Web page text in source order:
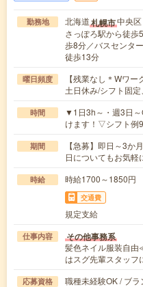
勤務地 北海道札幌市中央区
さっぽろ駅から徒歩
歩8分／バスセンタ
徒歩13分
曜日頻度
【残業なし＊Wワ
土日休み/シフト固
時間
▼1日3h～・週3日～
けます！▽シフト例
期間
【急募】即日～3か
日についてもお気軽
時給 時給1700～1850円
交通費
規定支給
仕事内容 その他事務系
髪色ネイル服装自
はスグ先輩スタッ
応募資格
職種未経験OK / ブ